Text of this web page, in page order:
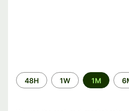
Time
period
48H 1W 1M